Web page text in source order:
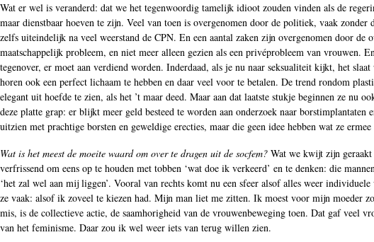
Wat er wel is veranderd: dat we het tegenwoordig tamelijk idioot zouden vinden als de
maar dienstbaar hoeven te zijn. Veel van toen is overgenomen door de politiek, vaak
zelfs uiteindelijk na veel weerstand de CPN. En een aantal zaken zijn overgenomen door
maatschappelijk probleem, en niet meer alleen gezien als een privéprobleem van vrouwen.
tegenover, er moet aan verdiend worden. Inderdaad, als je nu naar seksualiteit kijkt, het
horen ook een perfect lichaam te hebben en daar veel voor te betalen. De trend rondom
elegant uit hoefde te zien, als het ’t maar deed. Maar aan dat laatste stukje beginnen ze nu
deze platte grap: er blijkt meer geld besteed te worden aan onderzoek naar
uitzien met prachtige borsten en geweldige erecties, maar die geen idee hebben wat ze ermee
Wat is het meest de moeite waard om over te dragen uit de socfem? Wat we kwijt zijn geraakt
verfrissend om eens op te houden met tobben ‘wat doe ik verkeerd’ en te denken: die
‘het zal wel aan mij liggen’. Vooral van rechts komt nu een sfeer alsof alles weer
ze vaak: alsof ik zoveel te kiezen had. Mijn man liet me zitten. Ik moest voor mijn moeder
mis, is de collectieve actie, de saamhorigheid van de vrouwenbeweging toen. Dat gaf
van het feminisme. Daar zou ik wel weer iets van terug willen zien.